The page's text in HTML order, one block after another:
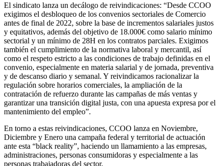
El sindicato lanza un decálogo de reivindicaciones: “Desde CCOO
exigimos el desbloqueo de los convenios sectoriales de Comercio
antes de final de 2022, sobre la base de incrementos salariales justos
y equitativos, además del objetivo de 18.000€ como salario mínimo
sectorial y un mínimo de 28H en los contratos parciales. Exigimos
también el cumplimiento de la normativa laboral y mercantil, así
como el respeto estricto a las condiciones de trabajo definidas en el
convenio, especialmente en materia salarial y de jornada, preventiva
y de descanso diario y semanal. Y reivindicamos racionalizar la
regulación sobre horarios comerciales, la ampliación de la
contratación de refuerzo durante las campañas de más ventas y
garantizar una transición digital justa, con una apuesta expresa por el
mantenimiento del empleo”.
En torno a estas reivindicaciones, CCOO lanza en Noviembre,
Diciembre y Enero una campaña federal y territorial de actuación
ante esta “black reality”, haciendo un llamamiento a las empresas,
administraciones, personas consumidoras y especialmente a las
personas trabajadoras del sector.